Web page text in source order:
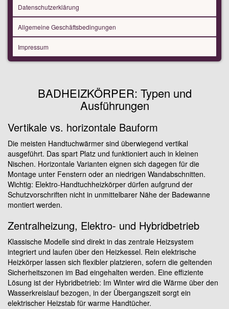
Datenschutzerklärung
Allgemeine Geschäftsbedingungen
Impressum
BADHEIZKÖRPER: Typen und
Ausführungen
Vertikale vs. horizontale Bauform
Die meisten Handtuchwärmer sind überwiegend vertikal
ausgeführt. Das spart Platz und funktioniert auch in kleinen
Nischen. Horizontale Varianten eignen sich dagegen für die
Montage unter Fenstern oder an niedrigen Wandabschnitten.
Wichtig: Elektro-Handtuchheizkörper dürfen aufgrund der
Schutzvorschriften nicht in unmittelbarer Nähe der Badewanne
montiert werden.
Zentralheizung, Elektro- und Hybridbetrieb
Klassische Modelle sind direkt in das zentrale Heizsystem
integriert und laufen über den Heizkessel. Rein elektrische
Heizkörper lassen sich flexibler platzieren, sofern die geltenden
Sicherheitszonen im Bad eingehalten werden. Eine effiziente
Lösung ist der Hybridbetrieb: Im Winter wird die Wärme über den
Wasserkreislauf bezogen, in der Übergangszeit sorgt ein
elektrischer Heizstab für warme Handtücher.